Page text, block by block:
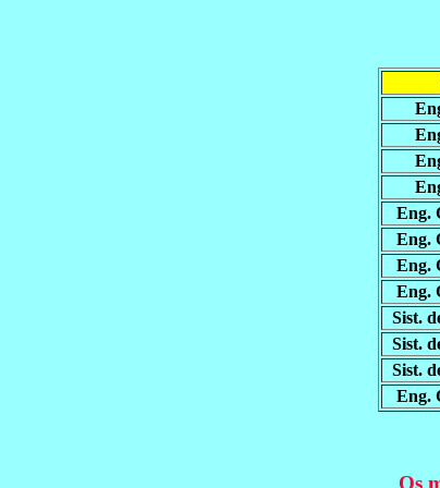
Eng.
Eng.
Eng.
Eng.
Sist.
Sist.
Sist.
Eng.
Os